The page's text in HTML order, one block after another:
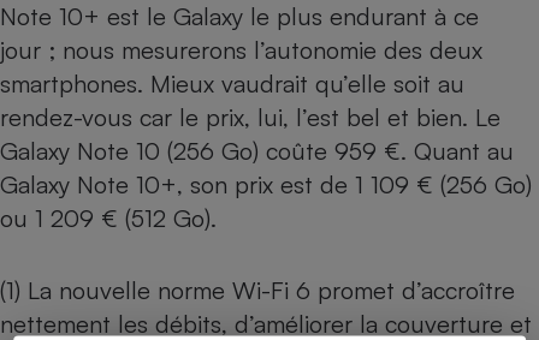
Note 10+ est le Galaxy le plus endurant à ce
jour ; nous mesurerons l’autonomie des deux
smartphones. Mieux vaudrait qu’elle soit au
rendez-vous car le prix, lui, l’est bel et bien. Le
Galaxy Note 10 (256 Go) coûte 959 €. Quant au
Galaxy Note 10+, son prix est de 1 109 € (256 Go)
ou 1 209 € (512 Go).
(1) La nouvelle norme Wi-Fi 6 promet d’accroître
nettement les débits, d’améliorer la couverture et